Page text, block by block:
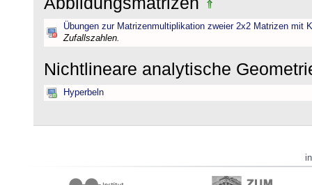
Übungen zur Matrizenmultiplikation zweier 2x2 Matrizen mit
Zufallszahlen.
Nichtlineare analytische
Hyperbeln